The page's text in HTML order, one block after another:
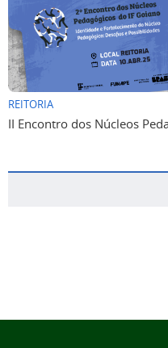
REITORIA
II Encontro dos Núcleos